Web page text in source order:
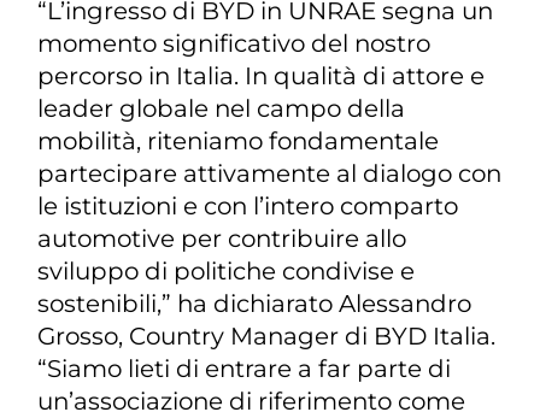
“L’ingresso di BYD in UNRAE segna un
momento significativo del nostro
percorso in Italia. In qualità di attore e
leader globale nel campo della
mobilità, riteniamo fondamentale
partecipare attivamente al dialogo con
le istituzioni e con l’intero comparto
automotive per contribuire allo
sviluppo di politiche condivise e
sostenibili,” ha dichiarato Alessandro
Grosso, Country Manager di BYD Italia.
“Siamo lieti di entrare a far parte di
un’associazione di riferimento come